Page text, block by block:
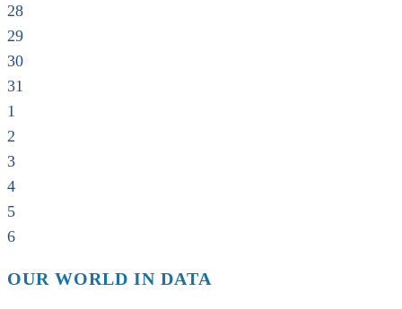
28
29
30
31
1
2
3
4
5
6
OUR WORLD IN DATA